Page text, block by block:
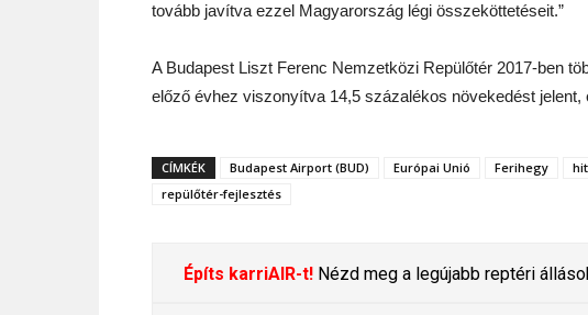
tovább javítva ezzel Magyarország légi összeköttetéseit.”
A Budapest Liszt Ferenc Nemzetközi Repülőtér 2017-ben
előző évhez viszonyítva 14,5 százalékos növekedést jelent,
CÍMKÉK Budapest Airport (BUD) Európai Unió Ferihegy
repülőtér-fejlesztés
Építs karriAIR-t! Nézd meg a legújabb reptéri